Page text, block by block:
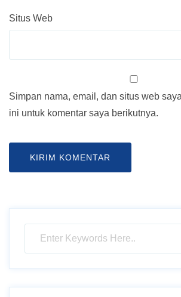
Situs Web
Simpan nama, email, dan situs web
ini untuk komentar saya berikutnya.